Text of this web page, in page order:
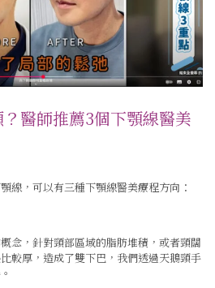
醫師推薦3個下顎線醫美
線，可以有三種下顎線醫美療程方向：
念，針對頸部區域的脂肪堆積，或者頸闊
較厚，造成了雙下巴，我們透過天鵝頸手